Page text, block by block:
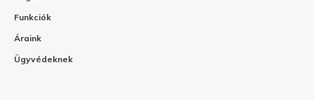
Funkciók
Áraink
Ügyvédeknek